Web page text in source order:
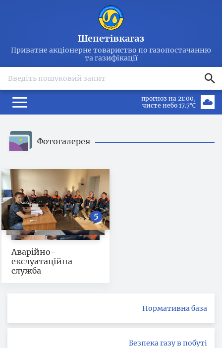
Шепетівкагаз
Приватне акціонерне товариство по газопостачанню
та газифікації
прогноз на 21:00
чисте небо 17.7℃
Фотогалерея
5
Аварійно-
екслуатаційна
служба
Нормативна база
Безпека газу в побуті